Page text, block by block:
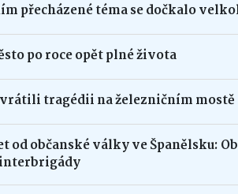
přecházené téma se dočkalo
po roce opět plné života
tragédii na železničním mostě
od občanské války ve Španělsku: